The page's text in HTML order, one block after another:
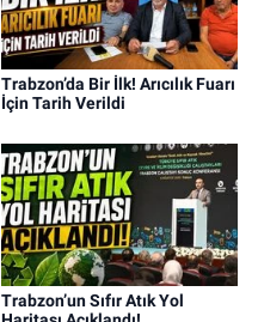
Trabzon’da Bir İlk! Arıcılık Fuarı
İçin Tarih Verildi
Trabzon’un Sıfır Atık Yol